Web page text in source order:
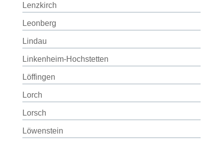
Lenzkirch
Leonberg
Lindau
Linkenheim-Hochstetten
Löffingen
Lorch
Lorsch
Löwenstein